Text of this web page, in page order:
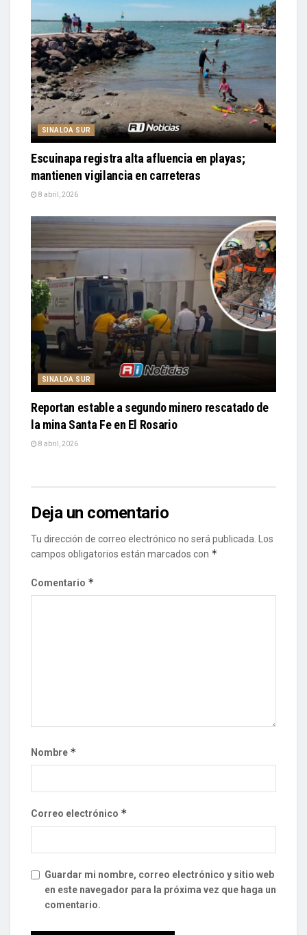
SINALOA SUR
Escuinapa registra alta afluencia en playas;
mantienen vigilancia en carreteras
8 abril, 2026
SINALOA SUR
Reportan estable a segundo minero rescatado de
la mina Santa Fe en El Rosario
8 abril, 2026
Deja un comentario
Tu dirección de correo electrónico no será publicada. Los
campos obligatorios están marcados con *
Comentario *
Nombre *
Correo electrónico *
Guardar mi nombre, correo electrónico y sitio web
en este navegador para la próxima vez que haga un
comentario.